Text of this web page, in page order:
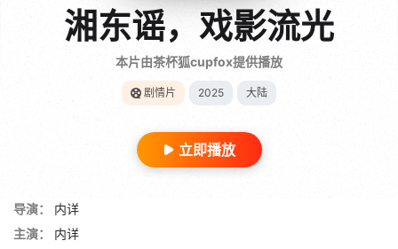
湘东谣，戏影流光
本片由茶杯狐cupfox提供播放
剧情片 2025 大陆
立即播放
导演：
内详
主演：
内详